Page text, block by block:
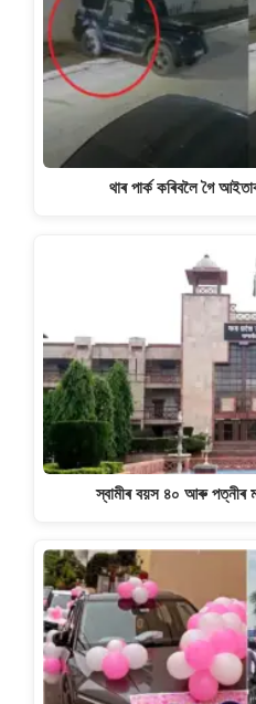
থাৰ পাৰ্ক কৰিবলৈ গৈ
স্বামীৰ বয়স ৪০ আৰু পত্নীৰ